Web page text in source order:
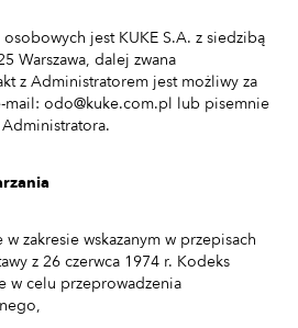
jest KUKE S.A. z siedzibą
Warszawa, dalej zwana
z Administratorem jest możliwy za
mail: odo@kuke.com.pl lub pisemnie
Administratora.
zakresie wskazanym w przepisach
z 26 czerwca 1974 r. Kodeks
w celu przeprowadzenia